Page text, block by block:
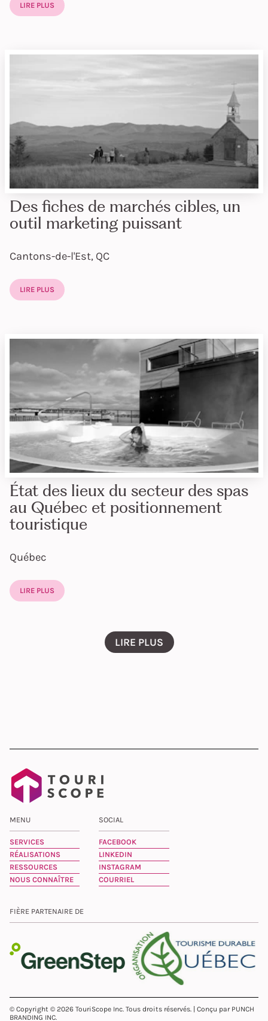
LIRE PLUS
Des fiches de marchés cibles, un
outil marketing puissant
Cantons-de-l'Est, QC
LIRE PLUS
État des lieux du secteur des spas
au Québec et positionnement
touristique
Québec
LIRE PLUS
LIRE PLUS
MENU
SERVICES
RÉALISATIONS
RESSOURCES
NOUS CONNAÎTRE
SOCIAL
FACEBOOK
LINKEDIN
INSTAGRAM
COURRIEL
FIÈRE PARTENAIRE DE
© Copyright © 2026 TouriScope Inc. Tous droits réservés. | Conçu par PUNCH
BRANDING INC.